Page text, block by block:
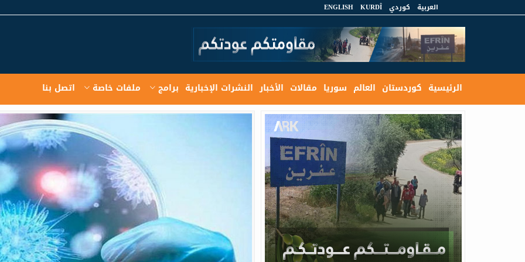
العربية كوردي KURDÎ
ENGLISH
الرئيسية كوردستان العالم سوريا مقالات الأخبار النشرات الإخبارية برامج ملفات خاصة اتصل بنا